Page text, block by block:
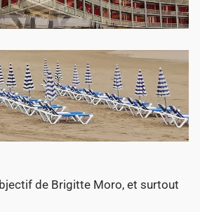
de Brigitte Moro, et surtout